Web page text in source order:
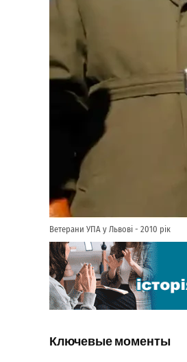
Ветерани УПА у Львові - 2010 рік
Ключевые моменты